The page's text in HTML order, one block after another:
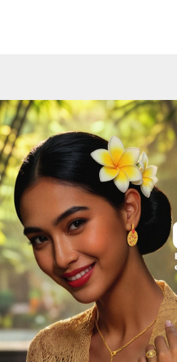
de la version feuilletable du